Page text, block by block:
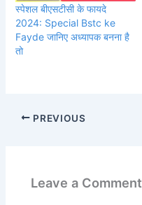
स्पेशल बीएसटीसी के फायदे
2024: Special Bstc ke
Fayde जानिए अध्यापक बनना है
तो
PREVIOUS
Leave a Comment